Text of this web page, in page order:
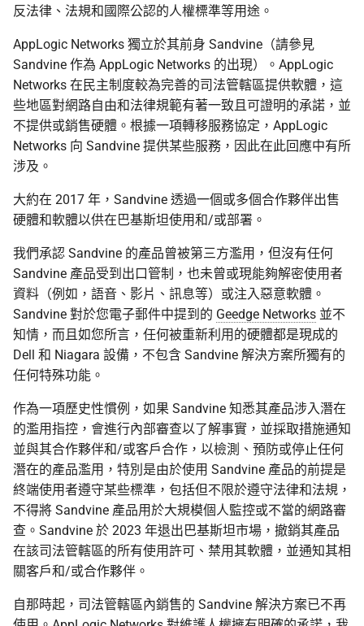
反法律、法規和國際公認的人權標準等用途。
AppLogic Networks 獨立於其前身 Sandvine（請參見
Sandvine 作為 AppLogic Networks 的出現）。AppLogic
Networks 在民主制度較為完善的司法管轄區提供軟體，這
些地區對網路自由和法律規範有著一致且可證明的承諾，並
不提供或銷售硬體。根據一項轉移服務協定，AppLogic
Networks 向 Sandvine 提供某些服務，因此在此回應中有所
涉及。
大約在 2017 年，Sandvine 透過一個或多個合作夥伴出售
硬體和軟體以供在巴基斯坦使用和/或部署。
我們承認 Sandvine 的產品曾被第三方濫用，但沒有任何
Sandvine 產品受到出口管制，也未曾或現能夠解密使用者
資料（例如，語音、影片、訊息等）或注入惡意軟體。
Sandvine 對於您電子郵件中提到的 Geedge Networks 並不
知情，而且如您所言，任何被重新利用的硬體都是現成的
Dell 和 Niagara 設備，不包含 Sandvine 解決方案所獨有的
任何特殊功能。
作為一項歷史性慣例，如果 Sandvine 知悉其產品涉入潛在
的濫用指控，會進行內部審查以了解事實，並採取措施通知
並與其合作夥伴和/或客戶合作，以檢測、預防或停止任何
潛在的產品濫用，特別是由於使用 Sandvine 產品的前提是
終端使用者遵守某些標準，包括但不限於遵守法律和法規，
不得將 Sandvine 產品用於大規模個人監控或不當的網路審
查。Sandvine 於 2023 年退出巴基斯坦市場，撤銷其產品
在該司法管轄區的所有使用許可、禁用其軟體，並通知其相
關客戶和/或合作夥伴。
自那時起，司法管轄區內銷售的 Sandvine 解決方案已不再